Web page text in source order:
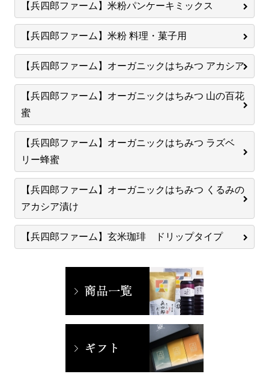
【兵四郎ファーム】米粉パンケーキミックス
【兵四郎ファーム】米粉 料理・菓子用
【兵四郎ファーム】オーガニックはちみつ アカシア
【兵四郎ファーム】オーガニックはちみつ 山の百花
蜜
【兵四郎ファーム】オーガニックはちみつ ラズベ
リー蜂蜜
【兵四郎ファーム】オーガニックはちみつ くるみの
アカシア漬け
【兵四郎ファーム】玄米珈琲 ドリップタイプ